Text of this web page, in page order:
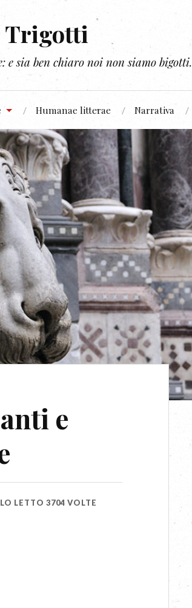
Trigotti
e sia ben chiaro noi non siamo bigotti.
Humanae litterae Narrativa
e
LETTO 3704 VOLTE